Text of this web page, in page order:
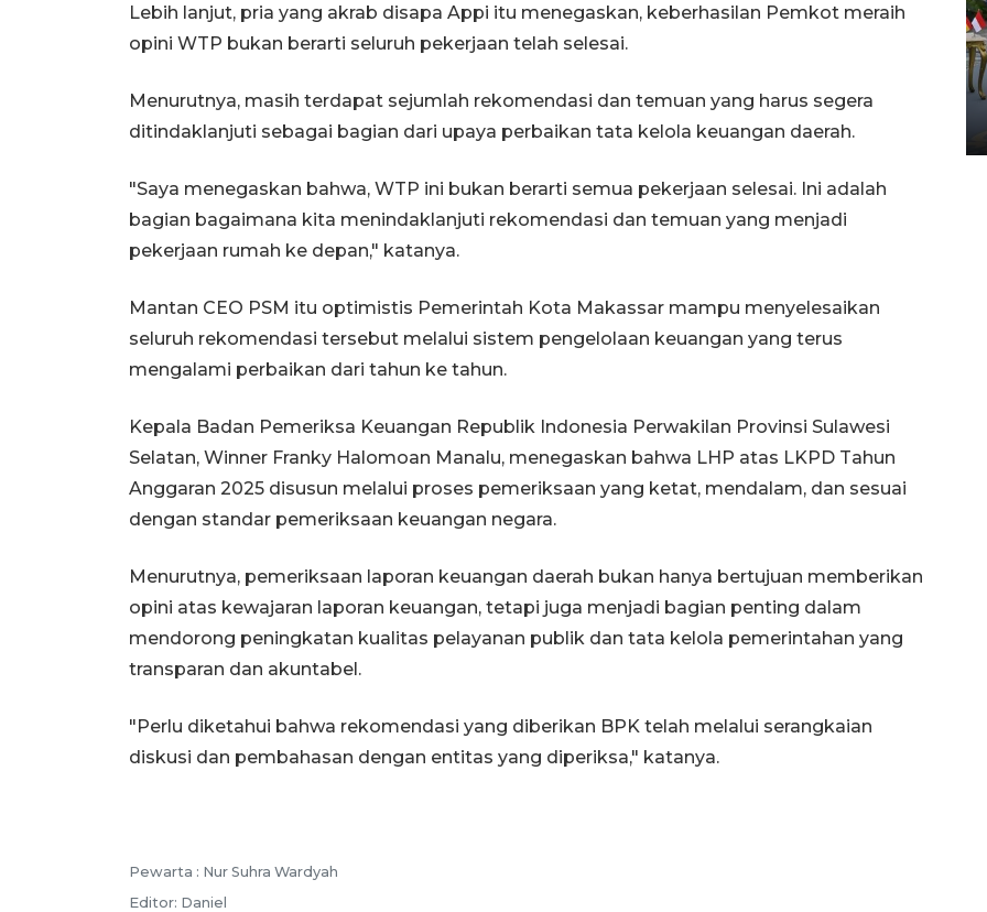
Lebih lanjut, pria yang akrab disapa Appi itu menegaskan, keberhasilan Pemkot meraih
opini WTP bukan berarti seluruh pekerjaan telah selesai.
Menurutnya, masih terdapat sejumlah rekomendasi dan temuan yang harus segera
ditindaklanjuti sebagai bagian dari upaya perbaikan tata kelola keuangan daerah.
"Saya menegaskan bahwa, WTP ini bukan berarti semua pekerjaan selesai. Ini adalah
bagian bagaimana kita menindaklanjuti rekomendasi dan temuan yang menjadi
pekerjaan rumah ke depan," katanya.
Mantan CEO PSM itu optimistis Pemerintah Kota Makassar mampu menyelesaikan
seluruh rekomendasi tersebut melalui sistem pengelolaan keuangan yang terus
mengalami perbaikan dari tahun ke tahun.
Kepala Badan Pemeriksa Keuangan Republik Indonesia Perwakilan Provinsi Sulawesi
Selatan, Winner Franky Halomoan Manalu, menegaskan bahwa LHP atas LKPD Tahun
Anggaran 2025 disusun melalui proses pemeriksaan yang ketat, mendalam, dan sesuai
dengan standar pemeriksaan keuangan negara.
Menurutnya, pemeriksaan laporan keuangan daerah bukan hanya bertujuan memberikan
opini atas kewajaran laporan keuangan, tetapi juga menjadi bagian penting dalam
mendorong peningkatan kualitas pelayanan publik dan tata kelola pemerintahan yang
transparan dan akuntabel.
"Perlu diketahui bahwa rekomendasi yang diberikan BPK telah melalui serangkaian
diskusi dan pembahasan dengan entitas yang diperiksa," katanya.
Pewarta : Nur Suhra Wardyah
Editor: Daniel
FOTO - Kirab memperingati
Yogyakarta
02 April 2026 12:51 WIB